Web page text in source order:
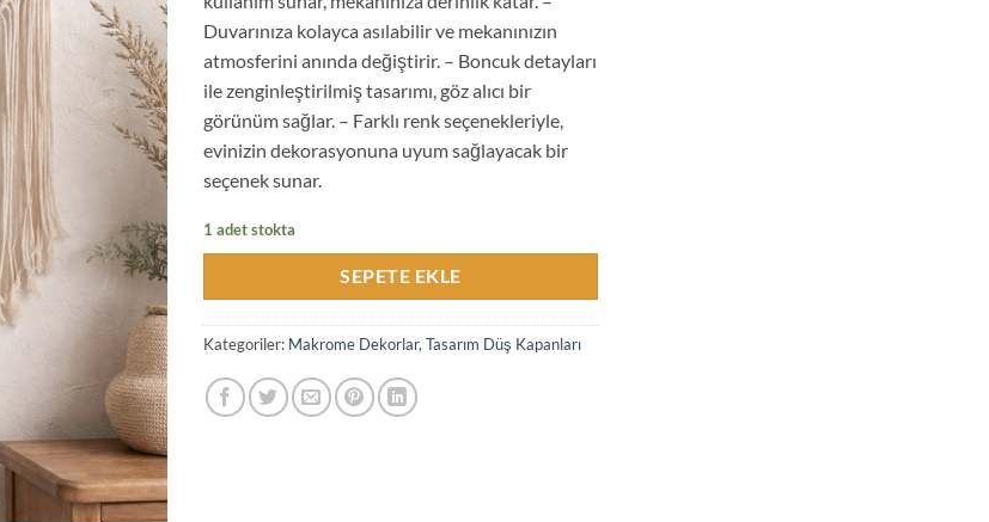
Duvarınıza kolayca asılabilir ve mekanınızın
atmosferini anında değiştirir. – Boncuk detayları
ile zenginleştirilmiş tasarımı, göz alıcı bir
görünüm sağlar. – Farklı renk seçenekleriyle,
evinizin dekorasyonuna uyum sağlayacak bir
seçenek sunar.
1 adet stokta
SEPETE EKLE
Kategoriler: Makrome Dekorlar, Tasarım Düş Kapanları